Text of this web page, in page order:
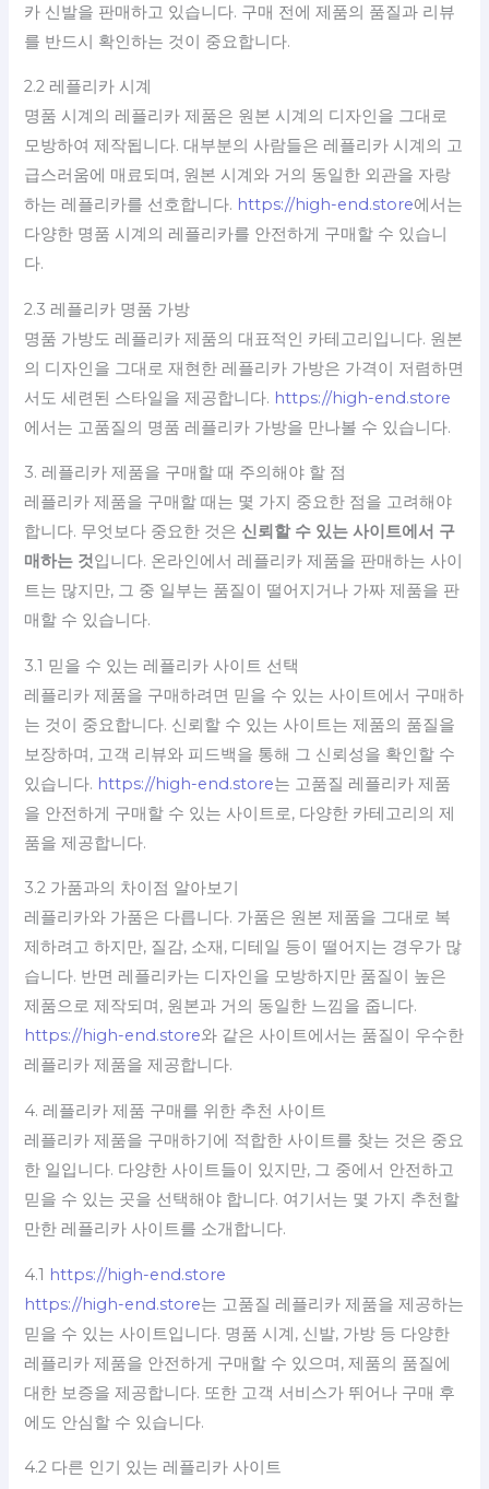
카 신발을 판매하고 있습니다. 구매 전에 제품의 품질과 리뷰
를 반드시 확인하는 것이 중요합니다.
2.2 레플리카 시계
명품 시계의 레플리카 제품은 원본 시계의 디자인을 그대로
모방하여 제작됩니다. 대부분의 사람들은 레플리카 시계의 고
급스러움에 매료되며, 원본 시계와 거의 동일한 외관을 자랑
하는 레플리카를 선호합니다. https://high-end.store에서는
다양한 명품 시계의 레플리카를 안전하게 구매할 수 있습니
다.
2.3 레플리카 명품 가방
명품 가방도 레플리카 제품의 대표적인 카테고리입니다. 원본
의 디자인을 그대로 재현한 레플리카 가방은 가격이 저렴하면
서도 세련된 스타일을 제공합니다. https://high-end.store
에서는 고품질의 명품 레플리카 가방을 만나볼 수 있습니다.
3. 레플리카 제품을 구매할 때 주의해야 할 점
레플리카 제품을 구매할 때는 몇 가지 중요한 점을 고려해야
합니다. 무엇보다 중요한 것은 신뢰할 수 있는 사이트에서 구
매하는 것입니다. 온라인에서 레플리카 제품을 판매하는 사이
트는 많지만, 그 중 일부는 품질이 떨어지거나 가짜 제품을 판
매할 수 있습니다.
3.1 믿을 수 있는 레플리카 사이트 선택
레플리카 제품을 구매하려면 믿을 수 있는 사이트에서 구매하
는 것이 중요합니다. 신뢰할 수 있는 사이트는 제품의 품질을
보장하며, 고객 리뷰와 피드백을 통해 그 신뢰성을 확인할 수
있습니다. https://high-end.store는 고품질 레플리카 제품
을 안전하게 구매할 수 있는 사이트로, 다양한 카테고리의 제
품을 제공합니다.
3.2 가품과의 차이점 알아보기
레플리카와 가품은 다릅니다. 가품은 원본 제품을 그대로 복
제하려고 하지만, 질감, 소재, 디테일 등이 떨어지는 경우가 많
습니다. 반면 레플리카는 디자인을 모방하지만 품질이 높은
제품으로 제작되며, 원본과 거의 동일한 느낌을 줍니다.
https://high-end.store와 같은 사이트에서는 품질이 우수한
레플리카 제품을 제공합니다.
4. 레플리카 제품 구매를 위한 추천 사이트
레플리카 제품을 구매하기에 적합한 사이트를 찾는 것은 중요
한 일입니다. 다양한 사이트들이 있지만, 그 중에서 안전하고
믿을 수 있는 곳을 선택해야 합니다. 여기서는 몇 가지 추천할
만한 레플리카 사이트를 소개합니다.
4.1 https://high-end.store
https://high-end.store는 고품질 레플리카 제품을 제공하는
믿을 수 있는 사이트입니다. 명품 시계, 신발, 가방 등 다양한
레플리카 제품을 안전하게 구매할 수 있으며, 제품의 품질에
대한 보증을 제공합니다. 또한 고객 서비스가 뛰어나 구매 후
에도 안심할 수 있습니다.
4.2 다른 인기 있는 레플리카 사이트